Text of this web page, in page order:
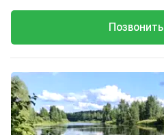
Позвонить